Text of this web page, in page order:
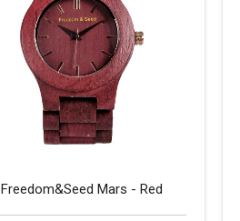
Freedom&Seed Mars - Red